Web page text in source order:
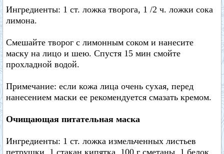
Ингредиенты: 1 ст. ложка творога, 1 /2 ч. ложки сока
лимона.
Смешайте творог с лимонным соком и нанесите
маску на лицо и шею. Спустя 15 мин смойте
прохладной водой.
Примечание: если кожа лица очень сухая, перед
нанесением маски ее рекомендуется смазать кремом.
Очищающая питательная маска
Ингредиенты: 1 ст. ложка измельченных листьев
петрушки, 1 стакан кипятка, 100 г сметаны, 1 белок,